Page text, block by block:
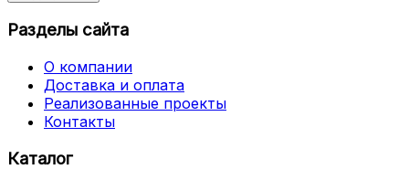
Разделы сайта
О компании
Доставка и оплата
Реализованные проекты
Контакты
Каталог